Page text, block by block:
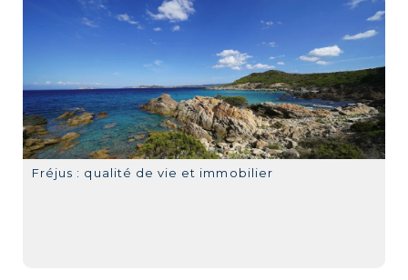
Fréjus : qualité de vie et immobilier